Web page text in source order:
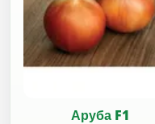
Аруба F1